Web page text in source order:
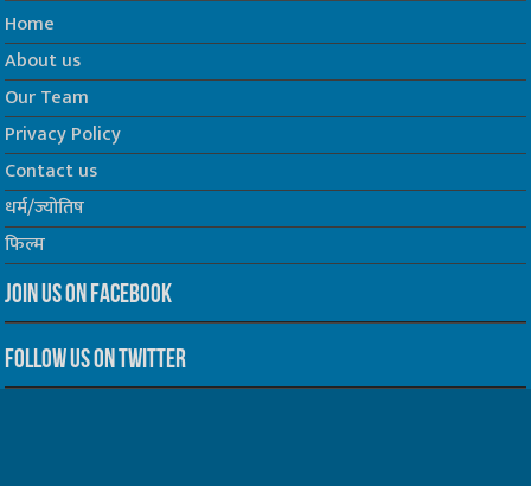
Home
About us
Our Team
Privacy Policy
Contact us
धर्म/ज्योतिष
फिल्म
Join us on Facebook
Follow us on Twitter